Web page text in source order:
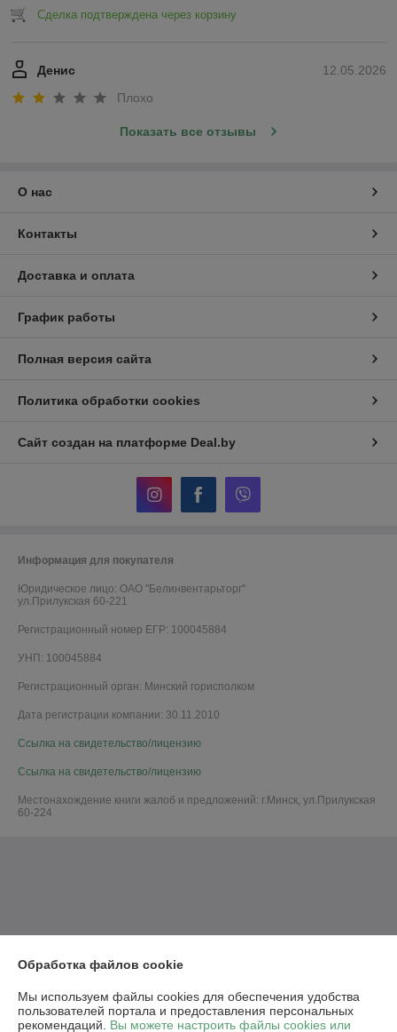
Сделка подтверждена через корзину
12.05.2026
Денис
Плохо
Показать все отзывы
О нас
Контакты
Доставка и оплата
График работы
Полная версия сайта
Политика обработки cookies
Сайт создан на платформе Deal.by
Информация для покупателя
Юридическое лицо: ОАО "Белинвентарьторг"
ул.Прилукская 60-221
Регистрационный номер ЕГР: 100045884
УНП: 100045884
Регистрационный орган: Минский горисполком
Дата регистрации компании: 30.11.2010
Ссылка на свидетельство/лицензию
Ссылка на свидетельство/лицензию
Местонахождение книги жалоб и предложений: г.Минск, ул.Прилукская
60-224
Обработка файлов cookie
Мы используем файлы cookies для обеспечения удобства
пользователей портала и предоставления персональных
рекомендаций. Вы можете настроить файлы cookies или